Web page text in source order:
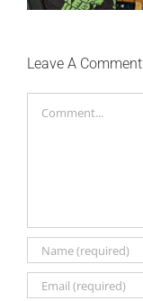
Leave A Comment